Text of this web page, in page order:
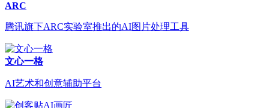
ARC
腾讯旗下ARC实验室推出的AI图片处理工具
文心一格
AI艺术和创意辅助平台